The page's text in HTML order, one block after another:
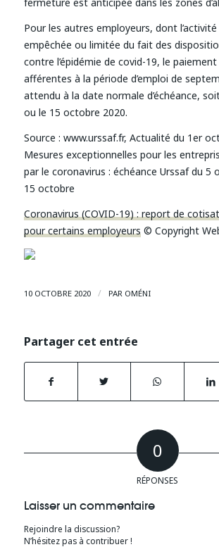
Pour les autres employeurs, dont l’activité
empêchée ou limitée du fait des
contre l’épidémie de covid-19, le
afférentes à la période d’emploi de
attendu à la date normale d’échéance,
ou le 15 octobre 2020.
Source : www.urssaf.fr, Actualité du 1er
Mesures exceptionnelles pour les
par le coronavirus : échéance Urssaf du 5
15 octobre
Coronavirus (COVID-19) : report de
pour certains employeurs © Copyright
10 OCTOBRE 2020 / PAR OMÉNI
Partager cet entrée
0
RÉPONSES
Laisser un commentaire
Rejoindre la discussion?
N’hésitez pas à contribuer !